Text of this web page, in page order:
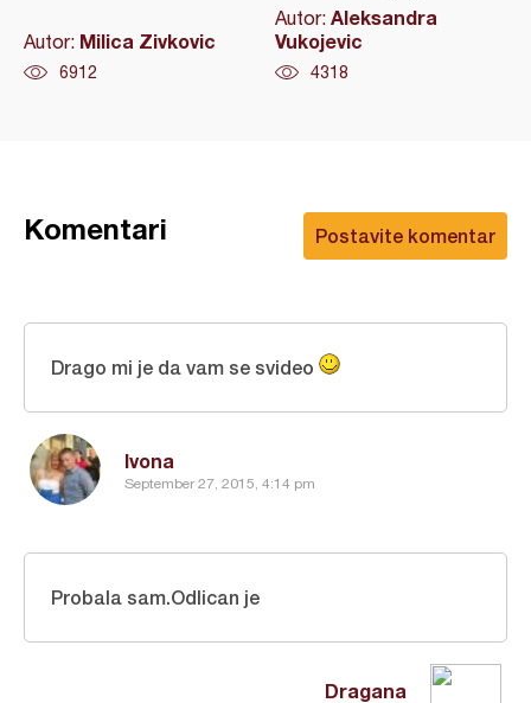
Autor: Milica Zivkovic
6912
Autor: Aleksandra
Vukojevic
4318
Postavite komentar
Komentari
Ivona
September 27, 2015, 4:14 pm
Drago mi je da vam se svideo
Dragana
Probala sam.Odlican je